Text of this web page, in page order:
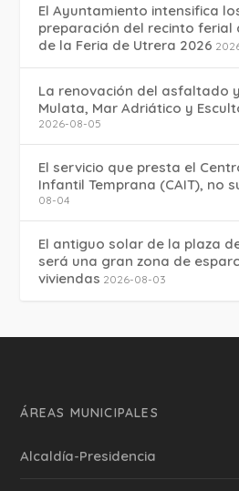
El Ayuntamiento intensifica
preparación del recinto ferial
de la Feria de Utrera 2026
La renovación del asfaltado
Mulata, Mar Adriático y
2026-08-05
El servicio que presta el
Infantil Temprana (CAIT), no
08-04
El antiguo solar de la plaza
será una gran zona de
viviendas 2026-08-03
ÁREAS MUNICIPALES
Alcaldía-Presidencia